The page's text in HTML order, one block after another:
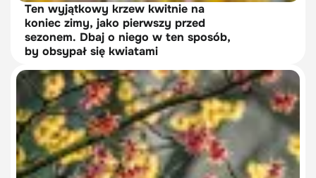
Ten wyjątkowy krzew kwitnie na
koniec zimy, jako pierwszy przed
sezonem. Dbaj o niego w ten sposób,
by obsypał się kwiatami